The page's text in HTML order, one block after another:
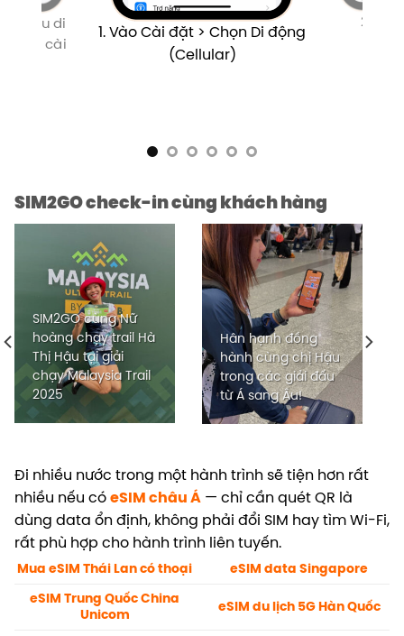
1. Vào Cài đặt > Chọn Di động
(Cellular)
2.
Dữ liệu di
vừa cài
SIM2GO check-in cùng khách hàng
SIM2GO cùng Nữ
hoàng chạy trail Hà
Thị Hậu tại giải
chạy Malaysia Trail
2025
Hân hạnh đồng
hành cùng chị Hậu
trong các giải đấu
từ Á sang Âu!
Đi nhiều nước trong một hành trình sẽ tiện hơn rất
nhiều nếu có eSIM châu Á — chỉ cần quét QR là
dùng data ổn định, không phải đổi SIM hay tìm Wi-Fi,
rất phù hợp cho hành trình liên tuyến.
Mua eSIM Thái Lan có thoại eSIM data Singapore
eSIM Trung Quốc China
Unicom
eSIM du lịch 5G Hàn Quốc